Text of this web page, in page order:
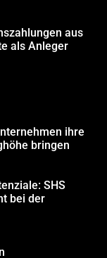
aus
als Anleger
ihre
bringen
SHS
bei der